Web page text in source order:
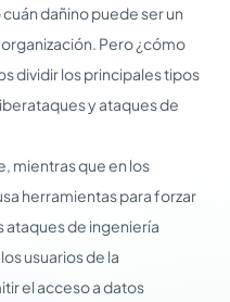
dañino puede ser un
Pero ¿cómo
dividir los principales tipos
y ataques de
mientras que en los
herramientas para forzar
ataques de ingeniería
usuarios de la
el acceso a datos